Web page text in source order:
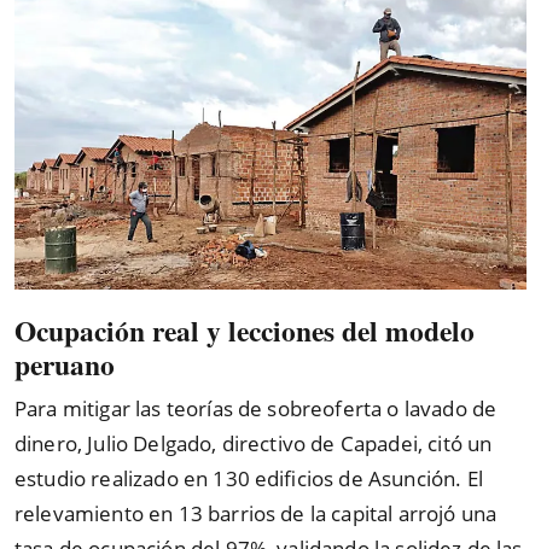
Ocupación real y lecciones del modelo
peruano
Para mitigar las teorías de sobreoferta o lavado de
dinero, Julio Delgado, directivo de Capadei, citó un
estudio realizado en 130 edificios de Asunción. El
relevamiento en 13 barrios de la capital arrojó una